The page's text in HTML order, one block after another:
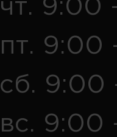
чт. 9:00
пт. 9:00
сб. 9:00
вс. 9:00